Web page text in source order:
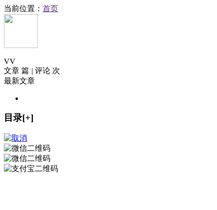
当前位置： 首页
VV
文章 篇 | 评论 次
最新文章
目录[+]